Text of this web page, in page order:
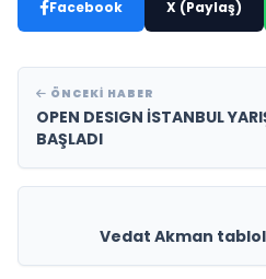
Facebook X (Paylaş)
ÖNCEKI HABER
OPEN DESIGN İSTANBUL
BAŞLADI
Vedat Akman